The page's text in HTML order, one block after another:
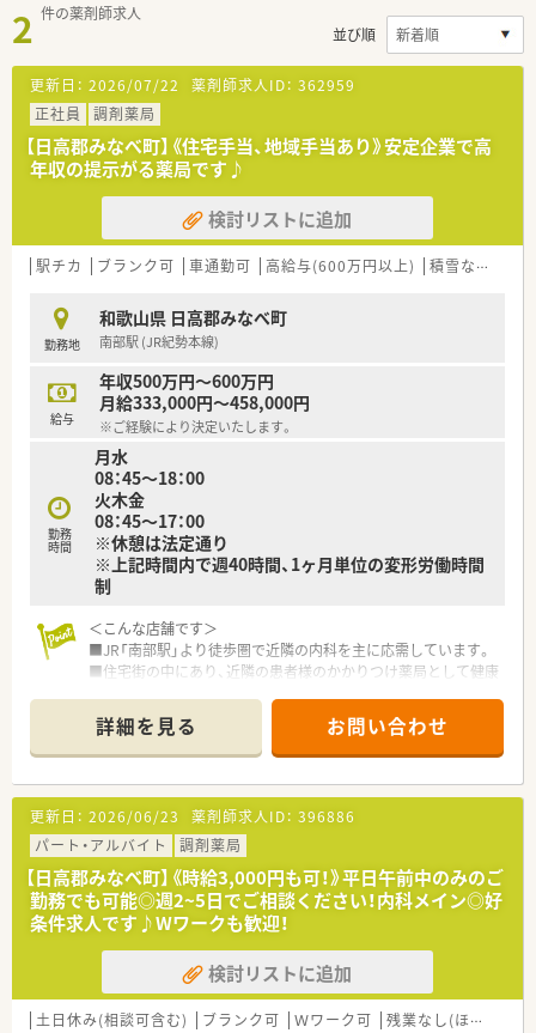
2 件の薬剤師求人
並び順
更新日： 2026/07/22 薬剤師求人ID： 362959
正社員
調剤薬局
【日高郡みなべ町】《住宅手当、地域手当あり》安定企業で高
年収の提示がる薬局です♪
検討リストに追加
駅チカ ブランク可 車通勤可 高給与(600万円以上) 積雪なし
勤務地
和歌山県 日高郡みなべ町
南部駅 (JR紀勢本線)
給与
年収500万円～600万円
月給333,000円～458,000円
※ご経験により決定いたします。
勤務
時間
月水
08：45～18：00
火木金
08：45～17：00
※休憩は法定通り
※上記時間内で週40時間、1ヶ月単位の変形労働時間
制
＜こんな店舗です＞
■JR「南部駅」より徒歩圏で近隣の内科を主に応需しています。
■住宅街の中にあり、近隣の患者様のかかりつけ薬局として健康
■1日の来局数は30～40名で一人一人じっくり時間を取って丁
寧な対応を心がけています。
■薬剤師の所属人数は正社員1名で日々の患者様の期待にお応え
すべく対応しています。
＜こんな会社です＞
■大阪・奈良・和歌山で合わせて30店舗の調剤薬局を展開してい
ます。
■本部付けの薬剤師の方が4～5名常駐していますので、急なお
休みなどの応援体制も整っています。
またお休みのご相談もしやすくプライベートの両立もとりや
すい環境です。
■基本的に正社員の方でも会社からの店舗異動は少ないですが、
薬剤師側からの希望に関しては柔軟にご対応いただけます。
■今後の薬局の在り方を考え、かかりつけ薬剤師手当として月1
詳細を見る お問い合わせ
更新日： 2026/06/23 薬剤師求人ID： 396886
パート・アルバイト
調剤薬局
【日高郡みなべ町】《時給3,000円も可！》平日午前中のみのご
勤務でも可能◎週2~5日でご相談ください！内科メイン◎好
条件求人です♪Wワークも歓迎！
検討リストに追加
土日休み(相談可含む) ブランク可 Ｗワーク可 残業なし(ほぼなし含む)